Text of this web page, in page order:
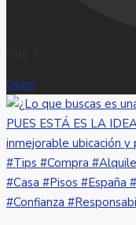
Open